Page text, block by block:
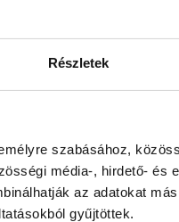
Részletek
szabásához,
média-, hirdető- és
az adatokat
gyűjtöttek.